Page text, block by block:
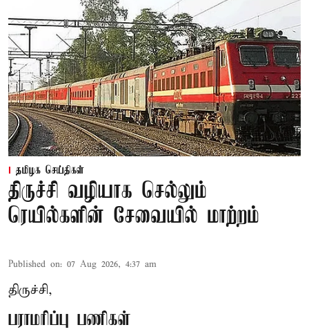
தமிழக செய்திகள்
திருச்சி வழியாக செல்லும்
ரெயில்களின் சேவையில் மாற்றம்
Published on: 07 Aug 2026, 4:37 am
திருச்சி,
பராமரிப்பு பணிகள்